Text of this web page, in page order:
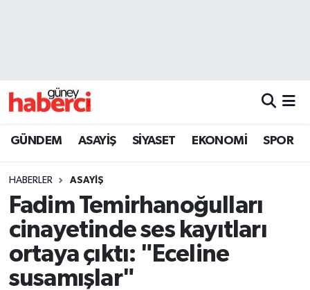
GÜNDEM ASAYİŞ SİYASET EKONOMİ SPOR
HABERLER ASAYİŞ
Fadim Temirhanoğulları
cinayetinde ses kayıtları
ortaya çıktı: "Eceline
susamışlar"
Beyoğlu Trafik Yoğunluk Haritası
Son Dakika Haberleri
Haber Arşivi